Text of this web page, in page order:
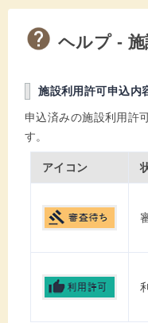
ヘルプ - 施
施設利用許可申込内
申込済みの施設利用許
す。
アイコン